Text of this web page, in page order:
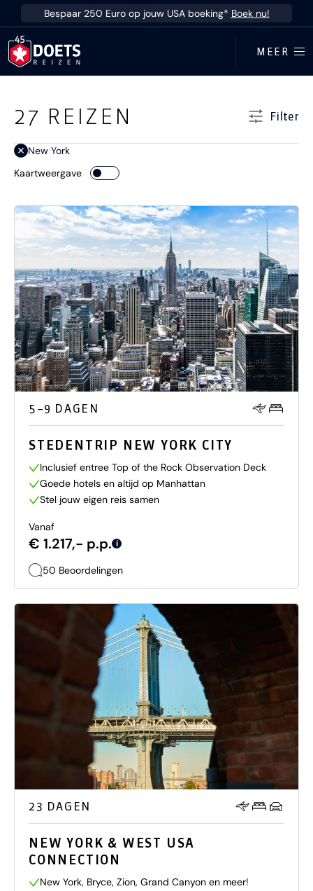
Ga direct naar inhoud
Bespaar 250 Euro op jouw USA boeking* Boek nu!
MEER
Ga direct naar resultaten
27 REIZEN Filter
New York
Kaartweergave
5–9 DAGEN
STEDENTRIP NEW YORK CITY
Inclusief entree Top of the Rock Observation Deck
Goede hotels en altijd op Manhattan
Stel jouw eigen reis samen
Vanaf
€ 1.217,- p.p. i
50 Beoordelingen
23 DAGEN
NEW YORK & WEST USA
CONNECTION
New York, Bryce, Zion, Grand Canyon en meer!